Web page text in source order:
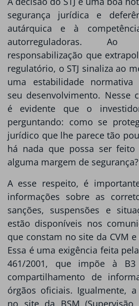
segurança jurídica e
autárquica e à
autorreguladoras.
responsabilização que
regulatório, o STJ sinaliza ao
uma estabilidade normativa
seu desenvolvimento. Nesse
é evidente que o
perguntando: como se
jurídico que lhe parece tão
há nada que possa ser
alguma margem de segurança?
A esse respeito, é
informações sobre as
sanções, suspensões e
estão disponíveis nos
que constam no site da CVM
Essa é uma exigência feita
461/2001, que impõe à
compartilhamento de
órgãos oficiais. Igualmente,